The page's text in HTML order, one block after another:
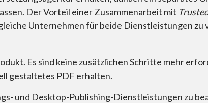
Der Vorteil einer Zusammenarbeit mit
Unternehmen für beide Dienstleistungen zu
Es sind keine zusätzlichen Schritte mehr
gestaltetes PDF erhalten.
und Desktop-Publishing-Dienstleistungen zu